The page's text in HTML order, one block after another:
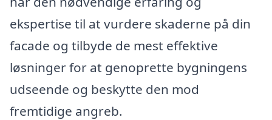
ekspertise til at vurdere skaderne på din
facade og tilbyde de mest effektive
løsninger for at genoprette bygningens
udseende og beskytte den mod
fremtidige angreb.